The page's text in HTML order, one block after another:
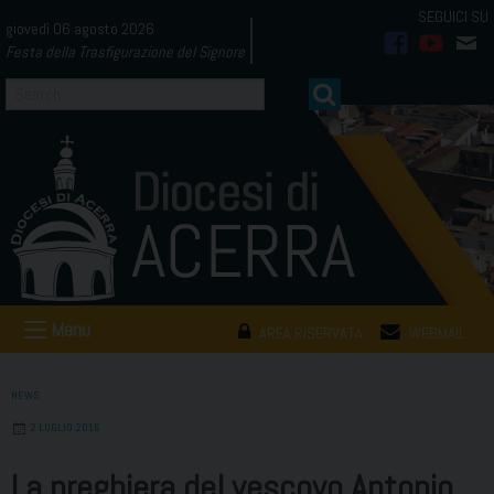
to
content
giovedì 06 agosto 2026
Festa della Trasfigurazione del Signore
AREA RISERVATA WEBMAIL
Menu
NEWS
2 LUGLIO 2016